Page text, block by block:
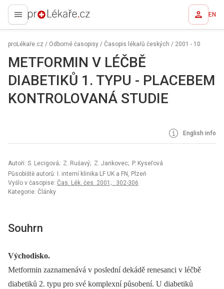
proLékaře.cz EN
proLékaře.cz / Odborné časopisy / Časopis lékařů českých / 2001 - 10
METFORMIN V LÉČBĚ
DIABETIKŮ 1. TYPU - PLACEBEM
KONTROLOVANÁ STUDIE
English info
Autoři: S. Lecigová; Z. Rušavý; Z. Jankovec; P. Kyseľová
Působiště autorů: I. interní klinika LF UK a FN, Plzeň
Vyšlo v časopise: Čas. Lék. čes. 2001; : 302-306
Kategorie: Články
Souhrn
Východisko.
Metformin zaznamenává v poslední dekádě renesanci v léčbě
diabetiků 2. typu pro své komplexní působení. U diabetiků